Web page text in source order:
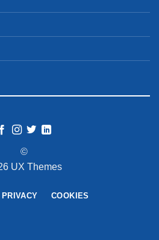
©
UX Themes
PRIVACY COOKIES